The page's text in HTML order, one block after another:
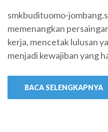
smkbudituomo-
memenangkan
kerja, mencetak lulusan
menjadi kewajiban yang
BACA SELENGKAPNYA